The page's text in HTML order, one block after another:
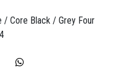
/ Core Black / Grey Four